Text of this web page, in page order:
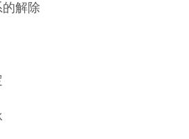
解除